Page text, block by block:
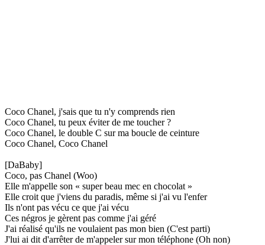
Coco Chanel, j'sais que tu n'y comprends rien
Coco Chanel, tu peux éviter de me toucher ?
Coco Chanel, le double C sur ma boucle de ceinture
Coco Chanel, Coco Chanel
[DaBaby]
Coco, pas Chanel (Woo)
Elle m'appelle son « super beau mec en chocolat »
Elle croit que j'viens du paradis, même si j'ai vu l'enfer
Ils n'ont pas vécu ce que j'ai vécu
Ces négros je gèrent pas comme j'ai géré
J'ai réalisé qu'ils ne voulaient pas mon bien (C'est parti)
J'lui ai dit d'arrêter de m'appeler sur mon téléphone (Oh non)